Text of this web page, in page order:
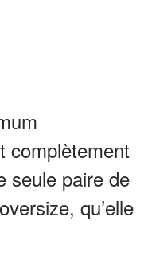
complètement
seule paire de
qu’elle